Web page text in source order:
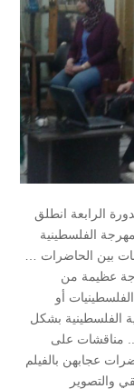
الرابعة انطلق
الفلسطينية
بين الحاضرات …
عظيمة من
أو
الفلسطينية بشكل
مناقشات على
عجابهن بالفيلم
والتصوير